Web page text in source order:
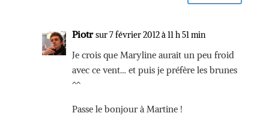
Piotr sur 7 février 2012 à 11 h 51 min
Je crois que Maryline aurait un peu froid
avec ce vent… et puis je préfère les brunes
^^
Passe le bonjour à Martine !